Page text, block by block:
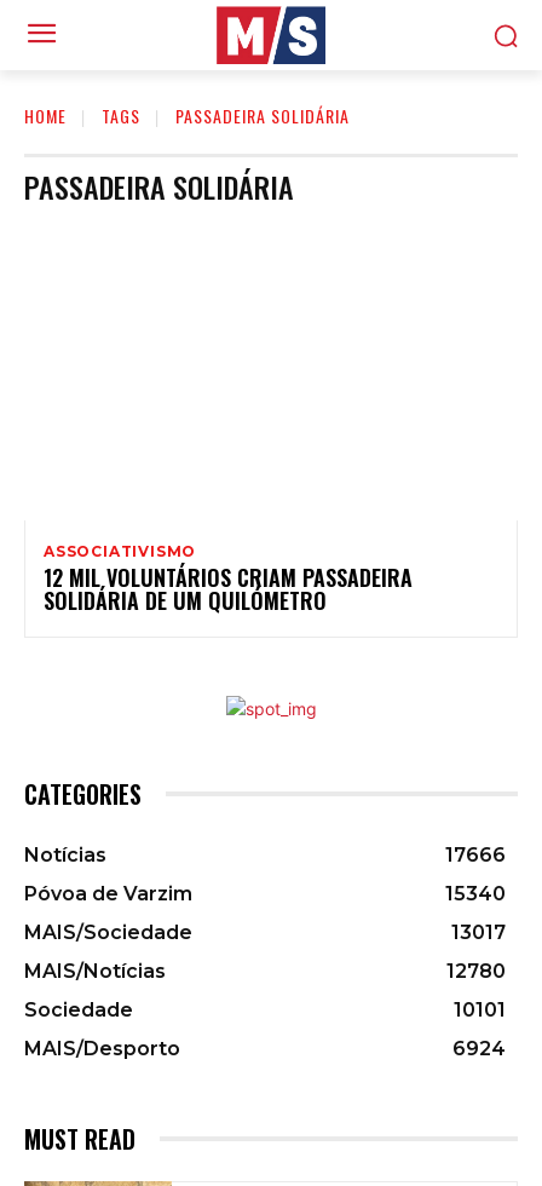
HOME TAGS PASSADEIRA SOLIDÁRIA
PASSADEIRA SOLIDÁRIA
ASSOCIATIVISMO
12 MIL VOLUNTÁRIOS CRIAM PASSADEIRA
SOLIDÁRIA DE UM QUILÓMETRO
CATEGORIES
Notícias
17666
Póvoa de Varzim
15340
MAIS/Sociedade
13017
MAIS/Notícias
12780
Sociedade
10101
MAIS/Desporto
6924
MUST READ